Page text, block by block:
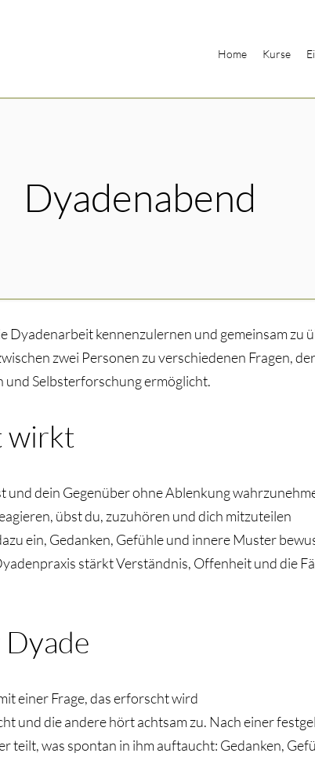
Home Kurse
Dyadenabend
Dyadenarbeit kennenzulernen und gemeinsam
zwei Personen zu verschiedenen Fragen,
Selbsterforschung ermöglicht.
wirkt
und dein Gegenüber ohne Ablenkung
übst du, zuzuhören und dich mitzuteilen
ein, Gedanken, Gefühle und innere Muster
stärkt Verständnis, Offenheit und die
einer Frage, das erforscht wird
und die andere hört achtsam zu. Nach einer
teilt, was spontan in ihm auftaucht: Gedanken,